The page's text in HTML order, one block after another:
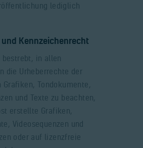
lediglich
Kennzeichenrecht
bestrebt, in allen
die Urheberrechte der
Grafiken, Tondokumente,
und Texte zu beachten,
erstellte Grafiken,
Videosequenzen und
oder auf lizenzfreie